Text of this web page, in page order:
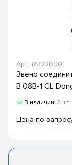
Арт.: RR22000
Звено
B 08B-1 CL
В наличии: 3 шт
Цена по